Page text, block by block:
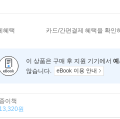
혜택 카드/간편결제 혜택을 확인
이 상품은 구매 후 지원 기기에서
않습니다.
eBook 이용 안내
이책
원